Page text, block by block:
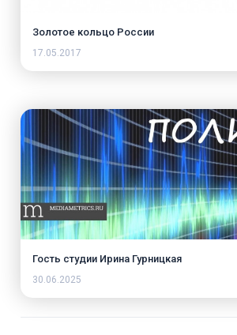
Золотое кольцо России
17.05.2017
Гость студии Ирина Гурницкая
30.06.2025